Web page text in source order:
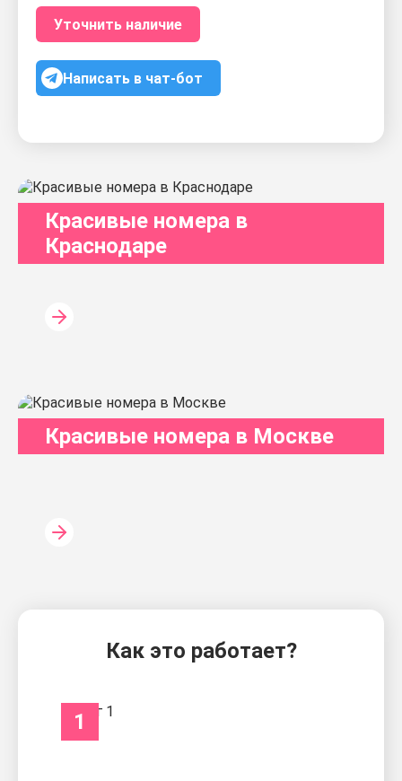
Уточнить наличие
Написать в чат-бот
Красивые номера в
Краснодаре
Красивые номера в Москве
Как это работает?
1